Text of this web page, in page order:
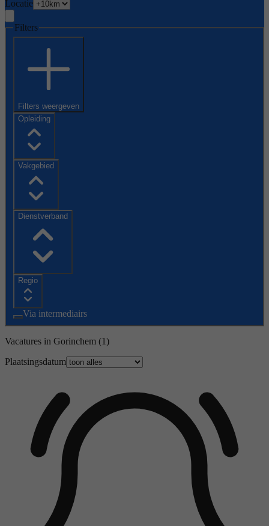
Locatie
Filters
Filters weergeven
Opleiding
Vakgebied
Dienstverband
Regio
Via intermediairs
Vacatures in Gorinchem (1)
Plaatsingsdatum